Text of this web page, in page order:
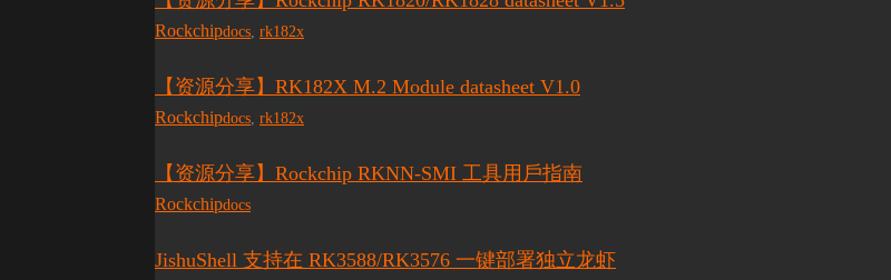
Rockchipdocs rk182x
【资源分享】RK182X M.2 Module datasheet V1.0
Rockchipdocs rk182x
【资源分享】Rockchip RKNN-SMI ⼯具⽤⼾指南
Rockchipdocs
JishuShell 支持在 RK3588/RK3576 一键部署独立龙虾